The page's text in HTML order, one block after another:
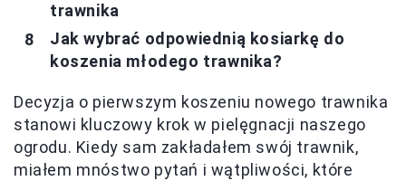
trawnika
Jak wybrać odpowiednią kosiarkę do
koszenia młodego trawnika?
Decyzja o pierwszym koszeniu nowego trawnika
stanowi kluczowy krok w pielęgnacji naszego
ogrodu. Kiedy sam zakładałem swój trawnik,
miałem mnóstwo pytań i wątpliwości, które